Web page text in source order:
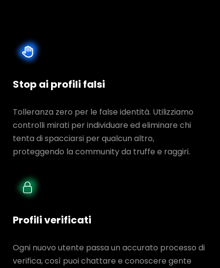
Stop ai profili falsi
Tolleranza zero per le false identità. Utilizziamo
controlli mirati per individuare ed eliminare chi
tenta di spacciarsi per qualcun altro,
proteggendo la community da truffe e raggiri.
Profili verificati
Ogni nuovo utente passa un accurato processo di
verifica, così puoi chattare e conoscere gente